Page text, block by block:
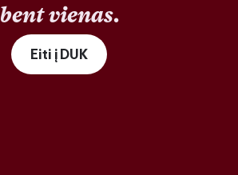
bent vienas.
Eiti į DUK